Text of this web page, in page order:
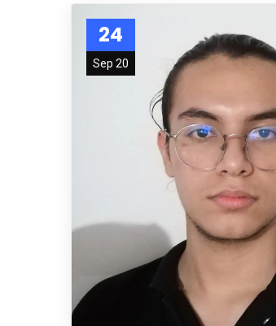
24
Sep 20